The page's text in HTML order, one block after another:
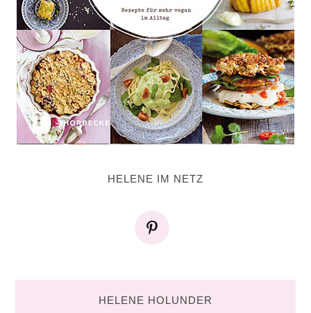
HELENE IM NETZ
HELENE HOLUNDER